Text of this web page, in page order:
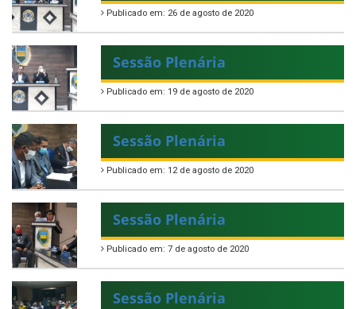
Publicado em: 26 de agosto de 2020
Sessão Plenária
Publicado em: 19 de agosto de 2020
Sessão Plenária
Publicado em: 12 de agosto de 2020
Sessão Plenária
Publicado em: 7 de agosto de 2020
Sessão Plenária